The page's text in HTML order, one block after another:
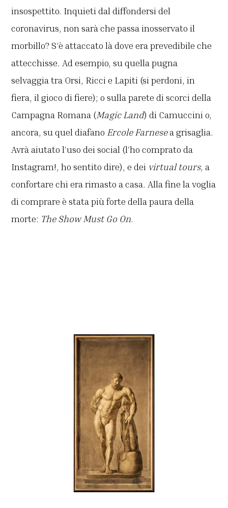
insospettito. Inquieti dal diffondersi del
coronavirus, non sarà che passa inosservato il
morbillo? S’è attaccato là dove era prevedibile che
attecchisse. Ad esempio, su quella pugna
selvaggia tra Orsi, Ricci e Lapiti (si perdoni, in
fiera, il gioco di fiere); o sulla parete di scorci della
Campagna Romana (Magic Land) di Camuccini o,
ancora, su quel diafano Ercole Farnesea grisaglia.
Avrà aiutato l’uso dei social (l’ho comprato da
Instagram!, ho sentito dire), e dei virtual tours, a
confortare chi era rimasto a casa. Alla fine la voglia
di comprare è stata più forte della paura della
morte: The Show Must Go On.